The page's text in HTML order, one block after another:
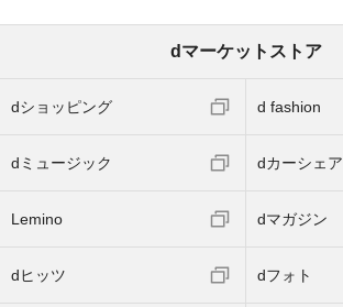
dマーケットストア
dショッピング d fashion
dミュージック dカーシェア
Lemino dマガジン
dヒッツ dフォト